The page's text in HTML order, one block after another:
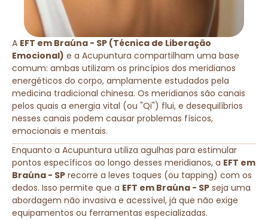
A EFT em Braúna - SP (Técnica de Liberação
Emocional) e a Acupuntura compartilham uma base
comum: ambas utilizam os princípios dos meridianos
energéticos do corpo, amplamente estudados pela
medicina tradicional chinesa. Os meridianos são canais
pelos quais a energia vital (ou "Qi") flui, e desequilíbrios
nesses canais podem causar problemas físicos,
emocionais e mentais.
Enquanto a Acupuntura utiliza agulhas para estimular
pontos específicos ao longo desses meridianos, a EFT em
Braúna - SP recorre a leves toques (ou tapping) com os
dedos. Isso permite que a EFT em Braúna - SP seja uma
abordagem não invasiva e acessível, já que não exige
equipamentos ou ferramentas especializadas.